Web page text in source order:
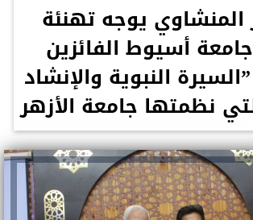
المنشاوي يوجه تهنئة
أسيوط الفائزين
النبوية والإنشاد
نظمتها جامعة الأزهر